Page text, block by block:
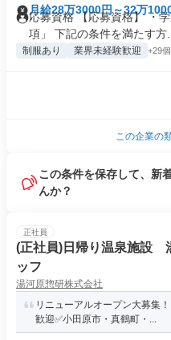
月給28万3000円～32万
応募資格 【応募資格】 ・
項」 下記の条件を満たす方...
制服あり 業界未経験歓迎 +29個
この企業の
この条件を保存して、新
んか？
正社員
(正社員)日帰り温泉施設
ッフ
湯河原惣研株式会社
リニューアルオープン大募集
歓迎✅️小田原市・真鶴町・...